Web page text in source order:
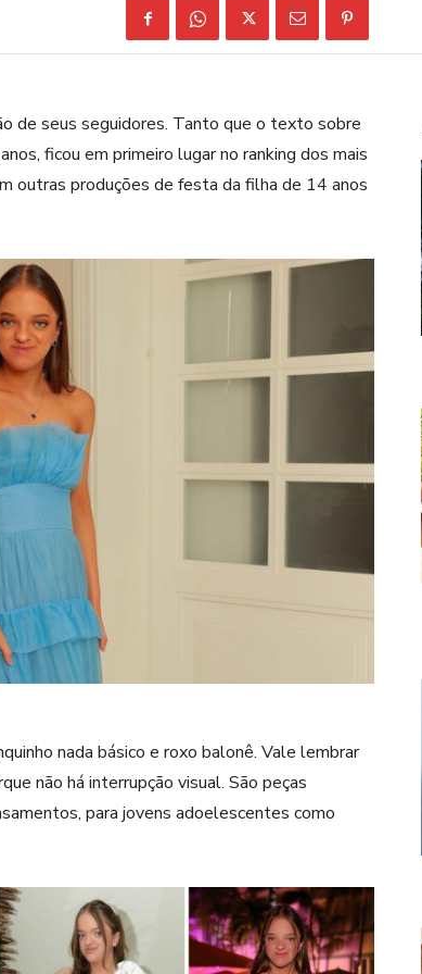
de seus seguidores. Tanto que o texto sobre
ficou em primeiro lugar no ranking dos mais
outras produções de festa da filha de 14 anos
nada básico e roxo balonê. Vale lembrar
não há interrupção visual. São peças
para jovens adoelescentes como